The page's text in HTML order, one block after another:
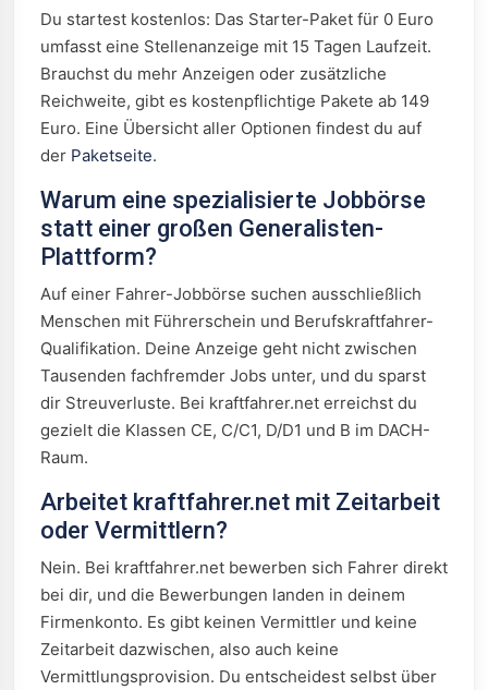
Du startest kostenlos: Das Starter-Paket für 0 Euro
umfasst eine Stellenanzeige mit 15 Tagen Laufzeit.
Brauchst du mehr Anzeigen oder zusätzliche
Reichweite, gibt es kostenpflichtige Pakete ab 149
Euro. Eine Übersicht aller Optionen findest du auf
der Paketseite.
Warum eine spezialisierte Jobbörse
statt einer großen Generalisten-
Plattform?
Auf einer Fahrer-Jobbörse suchen ausschließlich
Menschen mit Führerschein und Berufskraftfahrer-
Qualifikation. Deine Anzeige geht nicht zwischen
Tausenden fachfremder Jobs unter, und du sparst
dir Streuverluste. Bei kraftfahrer.net erreichst du
gezielt die Klassen CE, C/C1, D/D1 und B im DACH-
Raum.
Arbeitet kraftfahrer.net mit Zeitarbeit
oder Vermittlern?
Nein. Bei kraftfahrer.net bewerben sich Fahrer direkt
bei dir, und die Bewerbungen landen in deinem
Firmenkonto. Es gibt keinen Vermittler und keine
Zeitarbeit dazwischen, also auch keine
Vermittlungsprovision. Du entscheidest selbst über